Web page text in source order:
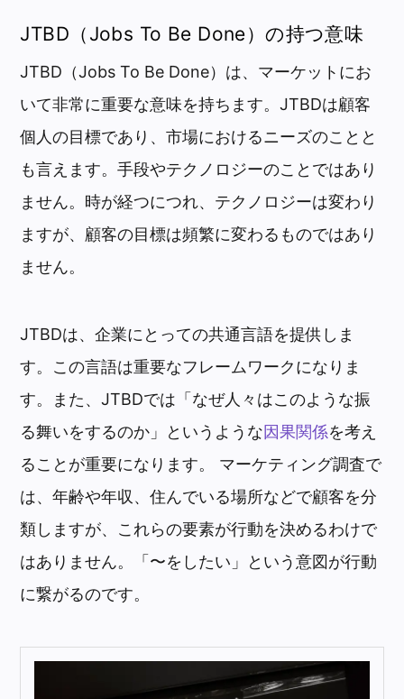
JTBD（Jobs To Be Done）の持つ意味
JTBD（Jobs To Be Done）は、マーケットにお
いて非常に重要な意味を持ちます。JTBDは顧客
個人の目標であり、市場におけるニーズのことと
も言えます。手段やテクノロジーのことではあり
ません。時が経つにつれ、テクノロジーは変わり
ますが、顧客の目標は頻繁に変わるものではあり
ません。
JTBDは、企業にとっての共通言語を提供しま
す。この言語は重要なフレームワークになりま
す。また、JTBDでは「なぜ人々はこのような振
る舞いをするのか」というような因果関係を考え
ることが重要になります。 マーケティング調査で
は、年齢や年収、住んでいる場所などで顧客を分
類しますが、これらの要素が行動を決めるわけで
はありません。「〜をしたい」という意図が行動
に繋がるのです。